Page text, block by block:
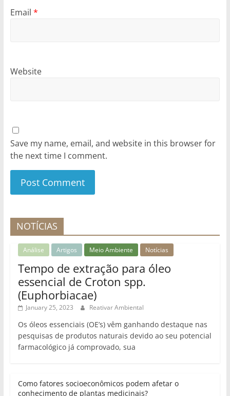
Email *
Website
Save my name, email, and website in this browser for
the next time I comment.
NOTÍCIAS
Análise Artigos Meio Ambiente Notícias
Tempo de extração para óleo
essencial de Croton spp.
(Euphorbiacae)
January 25, 2023 Reativar Ambiental
Os óleos essenciais (OE’s) vêm ganhando destaque nas
pesquisas de produtos naturais devido ao seu potencial
farmacológico já comprovado, sua
Como fatores socioeconômicos podem afetar o
conhecimento de plantas medicinais?